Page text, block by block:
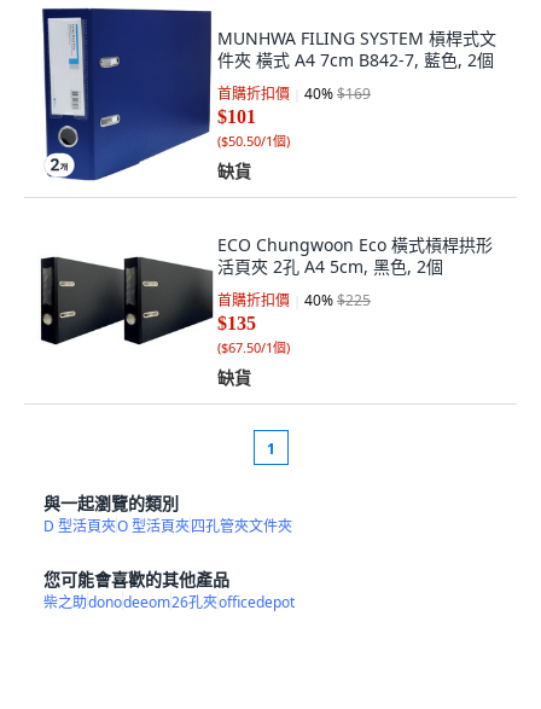
MUNHWA FILING SYSTEM 槓桿式文
件夾 橫式 A4 7cm B842-7, 藍色, 2個
首購折扣價 40%$169
$101
($50.50/1個)
缺貨
ECO Chungwoon Eco 橫式槓桿拱形
活頁夾 2孔 A4 5cm, 黑色, 2個
首購折扣價 40%$225
$135
($67.50/1個)
缺貨
1
與一起瀏覽的類別
D 型活頁夾O 型活頁夾四孔管夾文件夾
您可能會喜歡的其他產品
柴之助donodeeom26孔夾officedepot